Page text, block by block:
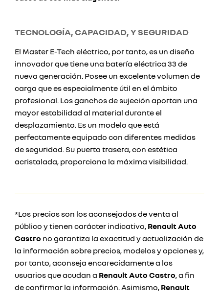
TECNOLOGÍA, CAPACIDAD, Y SEGURIDAD
El Master E-Tech eléctrico, por tanto, es un diseño
innovador que tiene una batería eléctrica 33 de
nueva generación. Posee un excelente volumen de
carga que es especialmente útil en el ámbito
profesional. Los ganchos de sujeción aportan una
mayor estabilidad al material durante el
desplazamiento. Es un modelo que está
perfectamente equipado con diferentes medidas
de seguridad. Su puerta trasera, con estética
acristalada, proporciona la máxima visibilidad.
*Los precios son los aconsejados de venta al
público y tienen carácter indicativo, Renault Auto
Castro no garantiza la exactitud y actualización de
la información sobre precios, modelos y opciones y,
por tanto, aconseja encarecidamente a los
usuarios que acudan a Renault Auto Castro, a fin
de confirmar la información. Asimismo, Renault